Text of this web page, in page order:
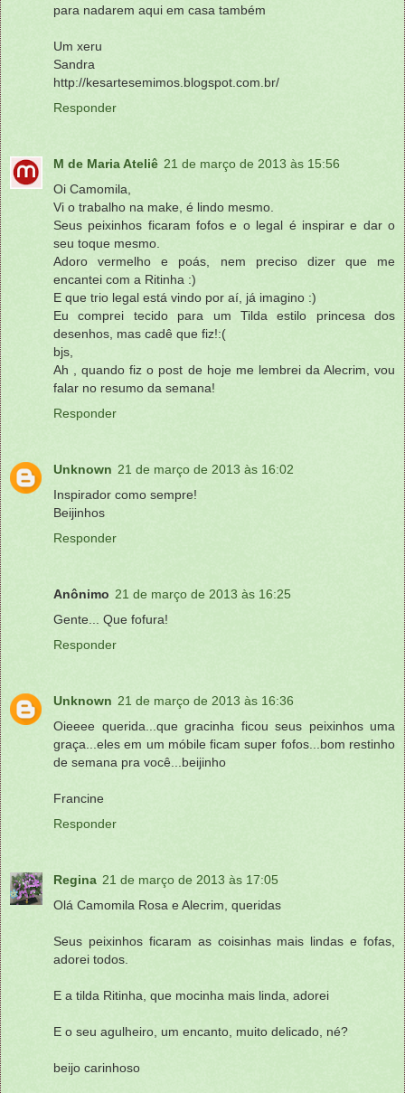
para nadarem aqui em casa também
Um xeru
Sandra
http://kesartesemimos.blogspot.com.br/
Responder
M de Maria Ateliê 21 de março de 2013 às 15:56
Oi Camomila,
Vi o trabalho na make, é lindo mesmo.
Seus peixinhos ficaram fofos e o legal é inspirar e dar o
seu toque mesmo.
Adoro vermelho e poás, nem preciso dizer que me
encantei com a Ritinha :)
E que trio legal está vindo por aí, já imagino :)
Eu comprei tecido para um Tilda estilo princesa dos
desenhos, mas cadê que fiz!:(
bjs,
Ah , quando fiz o post de hoje me lembrei da Alecrim, vou
falar no resumo da semana!
Responder
Unknown 21 de março de 2013 às 16:02
Inspirador como sempre!
Beijinhos
Responder
Anônimo 21 de março de 2013 às 16:25
Gente... Que fofura!
Responder
Unknown 21 de março de 2013 às 16:36
Oieeee querida...que gracinha ficou seus peixinhos uma
graça...eles em um móbile ficam super fofos...bom restinho
de semana pra você...beijinho
Francine
Responder
Regina 21 de março de 2013 às 17:05
Olá Camomila Rosa e Alecrim, queridas
Seus peixinhos ficaram as coisinhas mais lindas e fofas,
adorei todos.
E a tilda Ritinha, que mocinha mais linda, adorei
E o seu agulheiro, um encanto, muito delicado, né?
beijo carinhoso